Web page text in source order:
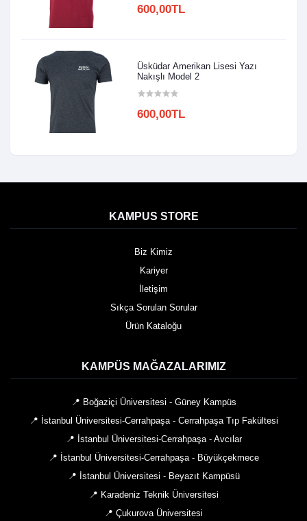
600,00TL
Üsküdar Amerikan Lisesi Yazı
Nakışlı Model 2
600,00TL
KAMPUS STORE
Biz Kimiz
Kariyer
İletişim
Sıkça Sorulan Sorular
Ürün Kataloğu
KAMPÜS MAĞAZALARIMIZ
📍 Boğaziçi Üniversitesi - Güney Kampüs
📍 İstanbul Üniversitesi-Cerrahpaşa - Cerrahpaşa Tıp Fakültesi
📍 İstanbul Üniversitesi-Cerrahpaşa - Avcılar
📍 İstanbul Üniversitesi-Cerrahpaşa - Büyükçekmece
📍 İstanbul Üniversitesi - Beyazıt Kampüsü
📍 Karadeniz Teknik Üniversitesi
📍 Çukurova Üniversitesi